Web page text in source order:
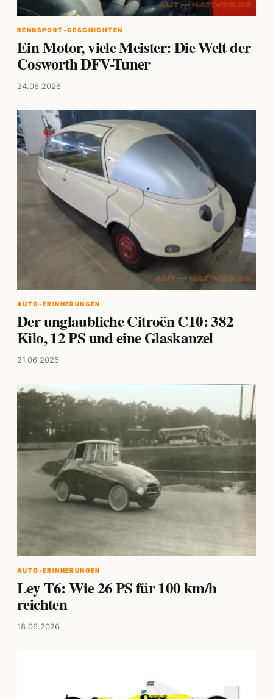
RENNSPORT-GESCHICHTEN
Ein Motor, viele Meister: Die Welt der
Cosworth DFV-Tuner
24.06.2026
AUTO-ERINNERUNGEN
Der unglaubliche Citroën C10: 382
Kilo, 12 PS und eine Glaskanzel
21.06.2026
AUTO-ERINNERUNGEN
Ley T6: Wie 26 PS für 100 km/h
reichten
18.06.2026